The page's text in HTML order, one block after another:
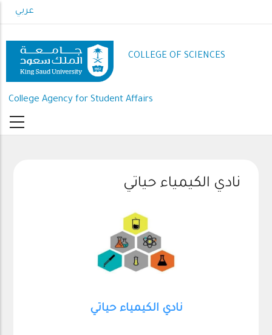
to
content
عربي
COLLEGE OF SCIENCES
College Agency for Student Affairs
نادي الكيمياء حياتي
نادي الكيمياء حياتي